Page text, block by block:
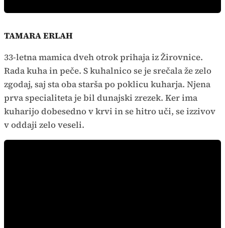
TAMARA ERLAH
33-letna mamica dveh otrok prihaja iz Žirovnice.
Rada kuha in peče. S kuhalnico se je srečala že zelo
zgodaj, saj sta oba starša po poklicu kuharja. Njena
prva specialiteta je bil dunajski zrezek. Ker ima
kuharijo dobesedno v krvi in se hitro uči, se izzivov
v oddaji zelo veseli.